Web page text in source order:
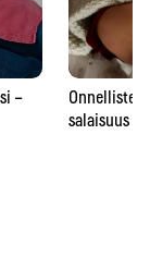
–
Onnellisten
salaisuus –